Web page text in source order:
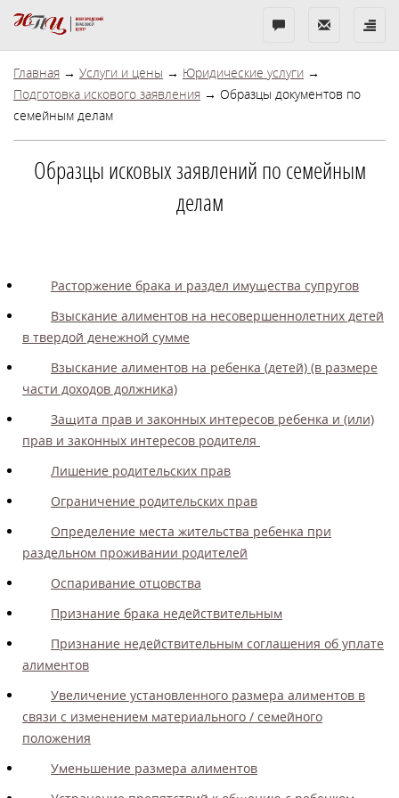
Показать
Бесплатная
Главная → Услуги и цены → Юридические услуги →
Подготовка искового заявления → Образцы документов по
семейным делам
Образцы исковых заявлений по семейным
делам
Расторжение брака и раздел имущества супругов
Взыскание алиментов на несовершеннолетних детей
в твердой денежной сумме
Взыскание алиментов на ребенка (детей) (в размере
части доходов должника)
Защита прав и законных интересов ребенка и (или)
прав и законных интересов родителя
Лишение родительских прав
Ограничение родительских прав
Определение места жительства ребенка при
раздельном проживании родителей
Оспаривание отцовства
Признание брака недействительным
Признание недействительным соглашения об уплате
алиментов
Увеличение установленного размера алиментов в
связи с изменением материального / семейного
положения
Уменьшение размера алиментов